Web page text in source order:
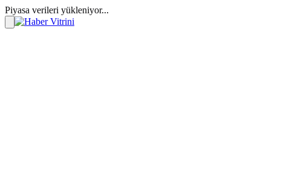
Piyasa verileri yükleniyor...